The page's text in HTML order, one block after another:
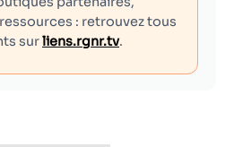
: retrouvez tous
surliens.rgnr.tv.